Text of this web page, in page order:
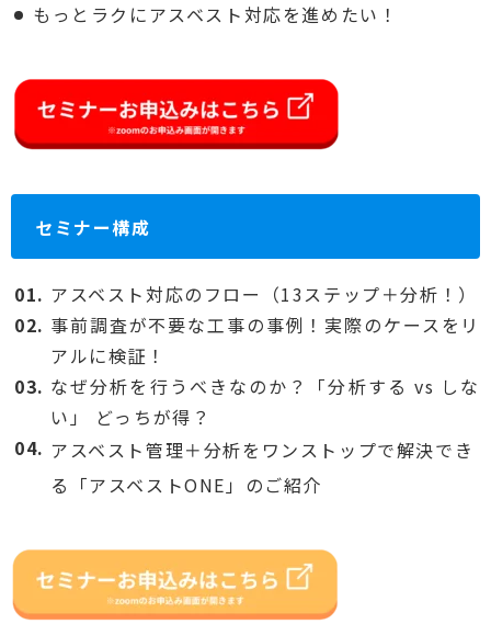
もっとラクにアスベスト対応を進めたい！
セミナー構成
アスベスト対応のフロー（13ステップ＋分析！）
事前調査が不要な工事の事例！実際のケースをリ
アルに検証！
なぜ分析を行うべきなのか？「分析する vs しな
い」 どっちが得？
アスベスト管理＋分析をワンストップで解決でき
る「アスベストONE」のご紹介